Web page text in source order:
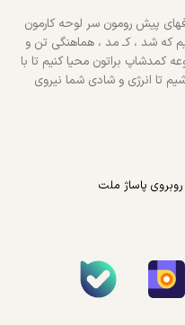
پیش رومون سر لوحه کارمون
که شد ، کـ مد ، هماهنگی تن و
براتون محیا کنیم تا با
تا انرژی و شادی شما نیروی
پاساژ ملت